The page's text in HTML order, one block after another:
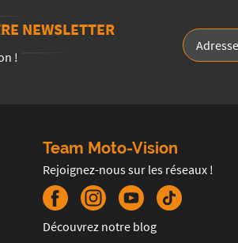
NEWSLETTER
!
Team Moto-Vision
Rejoignez-nous sur les réseaux !
Découvrez notre blog